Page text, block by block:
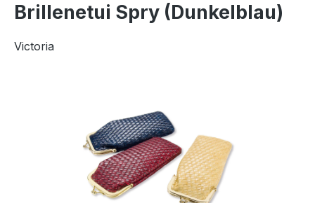
Brillenetui Spry (Dunkelblau)
Victoria